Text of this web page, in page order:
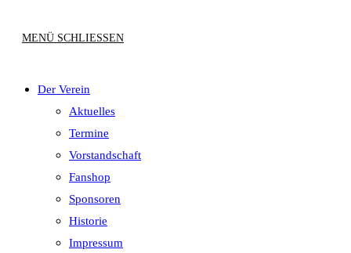
MENÜ SCHLIESSEN
Der Verein
Aktuelles
Termine
Vorstandschaft
Fanshop
Sponsoren
Historie
Impressum